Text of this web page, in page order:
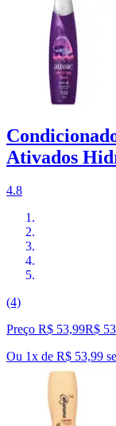
Ativados
4.8
(4)
Preço R$ 53,99R$ 53
Ou 1x de R$ 53,99